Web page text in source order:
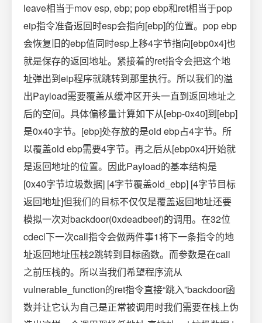
leave相当于mov esp, ebp; pop ebp和ret相当于pop
eip指令准备返回时esp会指向[ebp]的位置。pop ebp
会恢复旧的ebp值同时esp上移4字节指向[ebp0x4]也
就是保存的返回地址。紧接着的ret指令会把这个地
址弹出到eip程序就跳转到那里执行。所以我们的溢
出Payload需要覆盖从缓冲区开头一直到返回地址之
后的空间。具体偏移量计算如下从[ebp-0x40]到[ebp]
是0x40字节。[ebp]处存放的是old ebp占4字节。所
以覆盖old ebp需要4字节。再之后从[ebp0x4]开始就
是返回地址的位置。因此Payload的基本结构是
[0x40字节垃圾数据] [4字节覆盖old_ebp] [4字节目标
返回地址]但我们的目标不仅仅是覆盖返回地址还要
模拟一次对backdoor(0xdeadbeef)的调用。在32位
cdecl下一次call指令会做两件事1将下一条指令的地
址返回地址压栈2跳转到目标函数。而参数是在call
之前压栈的。所以当我们希望程序流从
vulnerable_function的ret指令直接“跳入”backdoor函
数并让它认为自己是正常被调用时我们需要在栈上伪